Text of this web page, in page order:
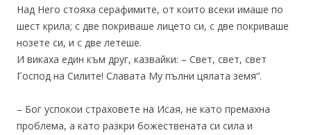
Над Него стояха серафимите, от които всеки имаше по
шест крила; с две покриваше лицето си, с две покриваше
нозете си, и с две летеше.
И викаха един към друг, казвайки: – Свет, свет, свет
Господ на Силите! Славата Му пълни цялата земя“.
– Бог успокои страховете на Исая, не като премахна
проблема, а като разкри божествената си сила и